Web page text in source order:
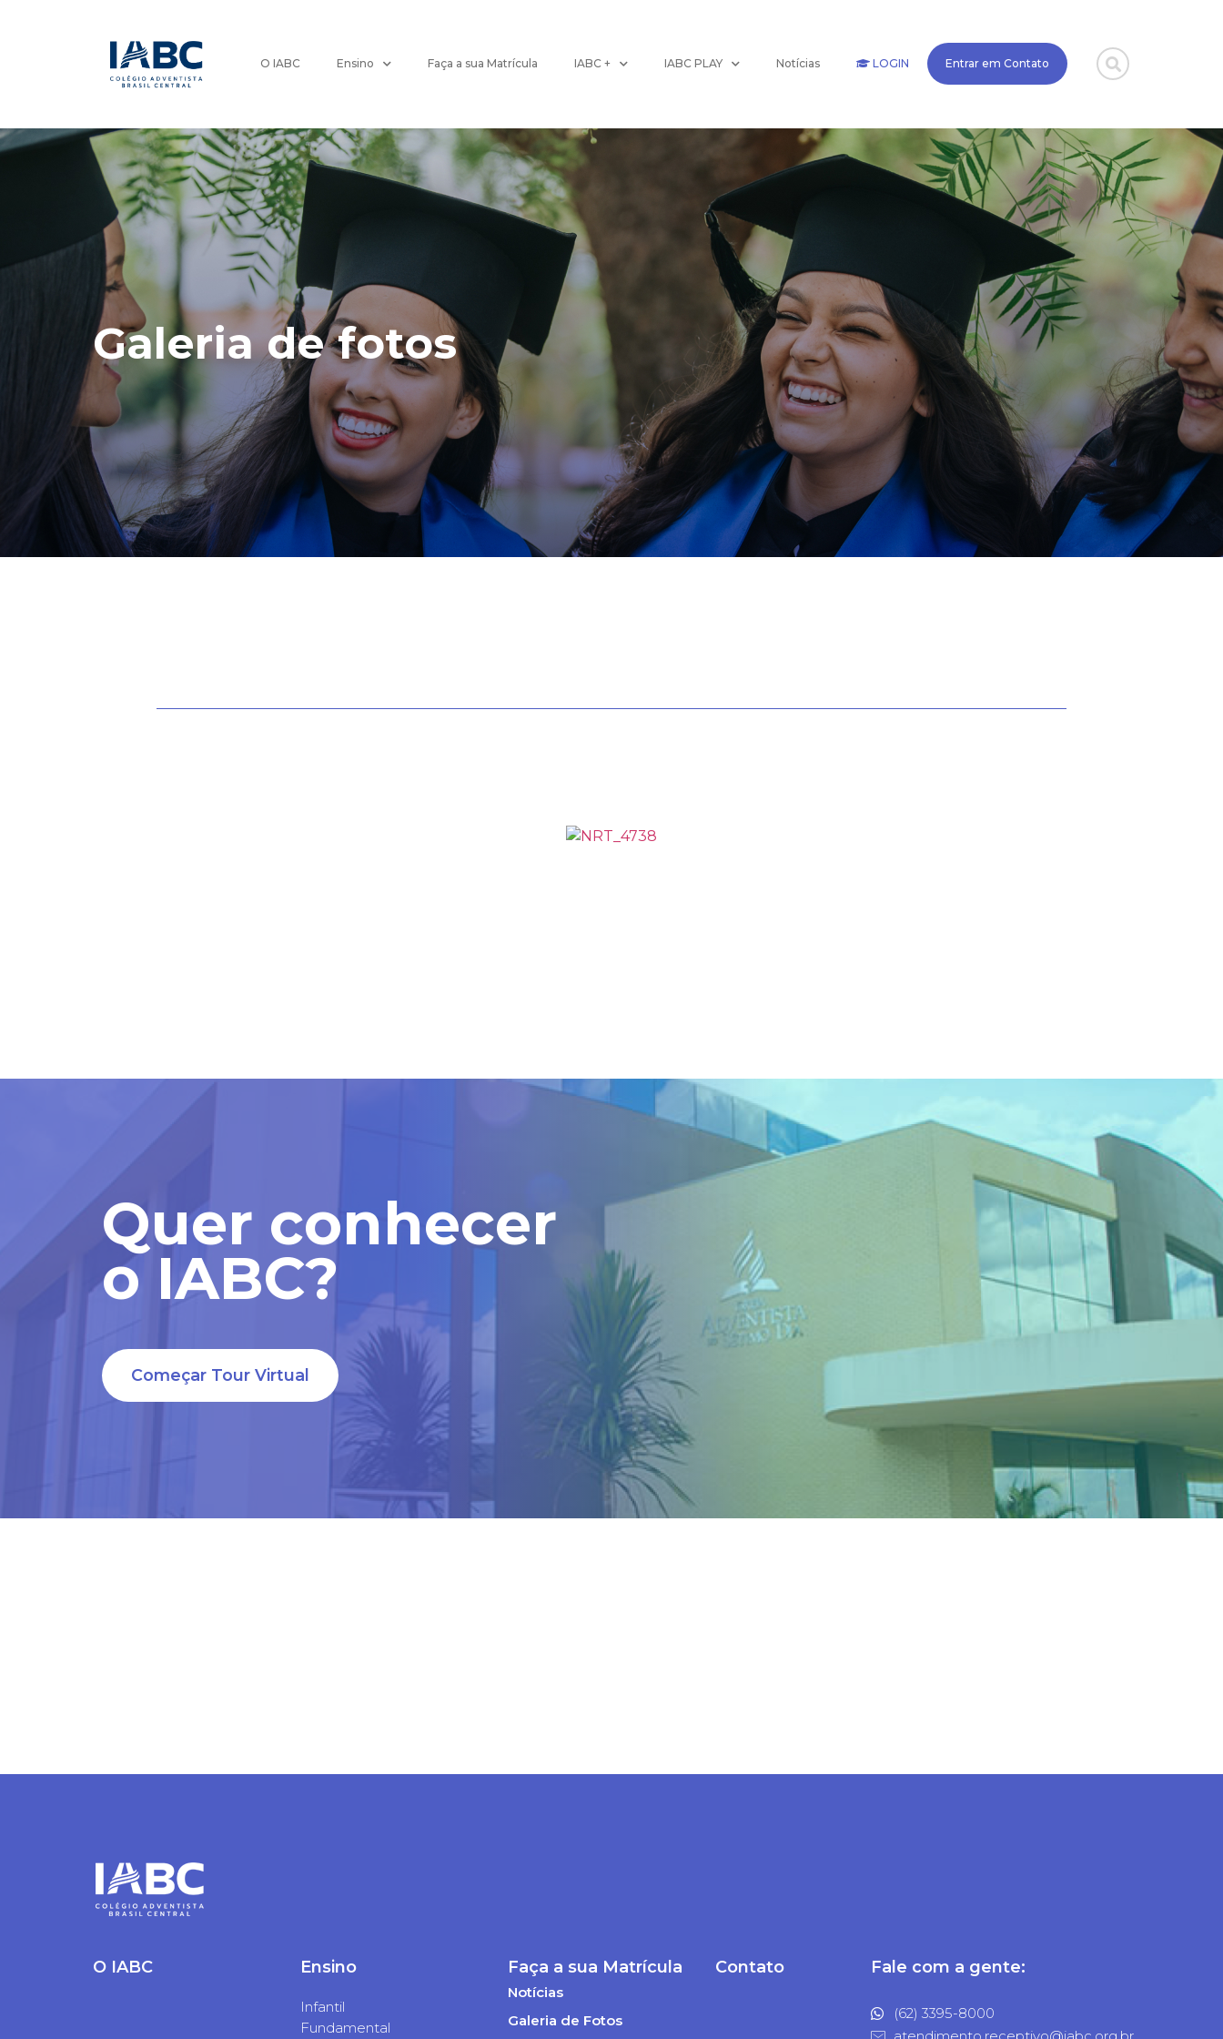
O IABC Ensino Faça a sua Matrícula IABC + IABC PLAY Notícias LOGIN Entrar em Contato
Galeria de fotos
Quer conhecer
o IABC?
Começar Tour Virtual
O IABC Ensino
Infantil
Fundamental
Faça a sua Matrícula
Notícias
Galeria de Fotos
Contato Fale com a gente:
(62) 3395-8000
Por isso, pedimos sua compreensão e informamos que estamos trabalhando
Prazo de normalização: quinta-feira, 23/11/2023 às 17h
Nossa equipe está ligando para cada mensagem enviada!
Caso queira falar diretamente conosco ligue no número (62) 3395-8002.
Estou ciente - Fechar Aviso